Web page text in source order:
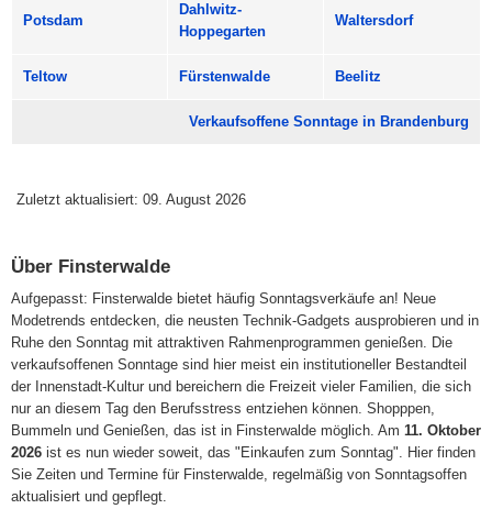
Potsdam
Dahlwitz-
Hoppegarten
Waltersdorf
Teltow Fürstenwalde Beelitz
Verkaufsoffene Sonntage in Brandenburg
Zuletzt aktualisiert: 09. August 2026
Über Finsterwalde
Aufgepasst: Finsterwalde bietet häufig Sonntagsverkäufe an! Neue
Modetrends entdecken, die neusten Technik-Gadgets ausprobieren und in
Ruhe den Sonntag mit attraktiven Rahmenprogrammen genießen. Die
verkaufsoffenen Sonntage sind hier meist ein institutioneller Bestandteil
der Innenstadt-Kultur und bereichern die Freizeit vieler Familien, die sich
nur an diesem Tag den Berufsstress entziehen können. Shopppen,
Bummeln und Genießen, das ist in Finsterwalde möglich. Am 11. Oktober
2026 ist es nun wieder soweit, das "Einkaufen zum Sonntag". Hier finden
Sie Zeiten und Termine für Finsterwalde, regelmäßig von Sonntagsoffen
aktualisiert und gepflegt.